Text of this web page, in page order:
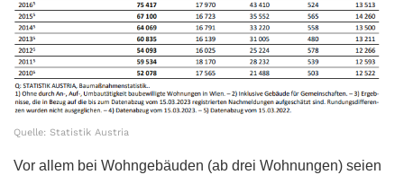
Quelle: Statistik Austria
Vor allem bei Wohngebäuden (ab drei Wohnungen) seien